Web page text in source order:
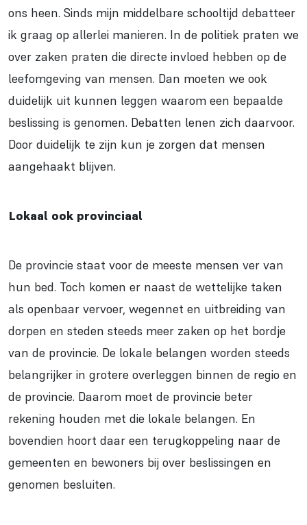
ons heen. Sinds mijn middelbare schooltijd debatteer
ik graag op allerlei manieren. In de politiek praten we
over zaken praten die directe invloed hebben op de
leefomgeving van mensen. Dan moeten we ook
duidelijk uit kunnen leggen waarom een bepaalde
beslissing is genomen. Debatten lenen zich daarvoor.
Door duidelijk te zijn kun je zorgen dat mensen
aangehaakt blijven.
Lokaal ook provinciaal
De provincie staat voor de meeste mensen ver van
hun bed. Toch komen er naast de wettelijke taken
als openbaar vervoer, wegennet en uitbreiding van
dorpen en steden steeds meer zaken op het bordje
van de provincie. De lokale belangen worden steeds
belangrijker in grotere overleggen binnen de regio en
de provincie. Daarom moet de provincie beter
rekening houden met die lokale belangen. En
bovendien hoort daar een terugkoppeling naar de
gemeenten en bewoners bij over beslissingen en
genomen besluiten.